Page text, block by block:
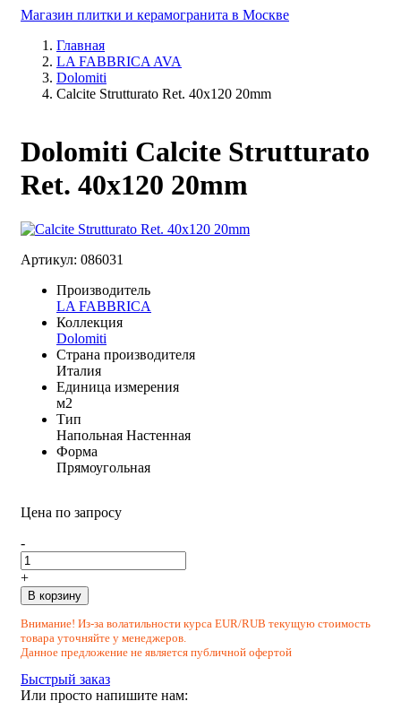
Магазин плитки и керамогранита в Москве
Главная
LA FABBRICA AVA
Dolomiti
Calcite Strutturato Ret. 40x120 20mm
Dolomiti Calcite Strutturato
Ret. 40x120 20mm
Артикул: 086031
Производитель
LA FABBRICA
Коллекция
Dolomiti
Страна производителя
Италия
Единица измерения
м2
Тип
Напольная Настенная
Форма
Прямоугольная
Цена по запросу
-
+
В корзину
Внимание! Из-за волатильности курса EUR/RUB текущую стоимость
товара уточняйте у менеджеров.
Данное предложение не является публичной офертой
Быстрый заказ
Или просто напишите нам: